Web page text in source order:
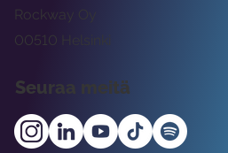
Rockway Oy
00510 Helsinki
Seuraa meitä